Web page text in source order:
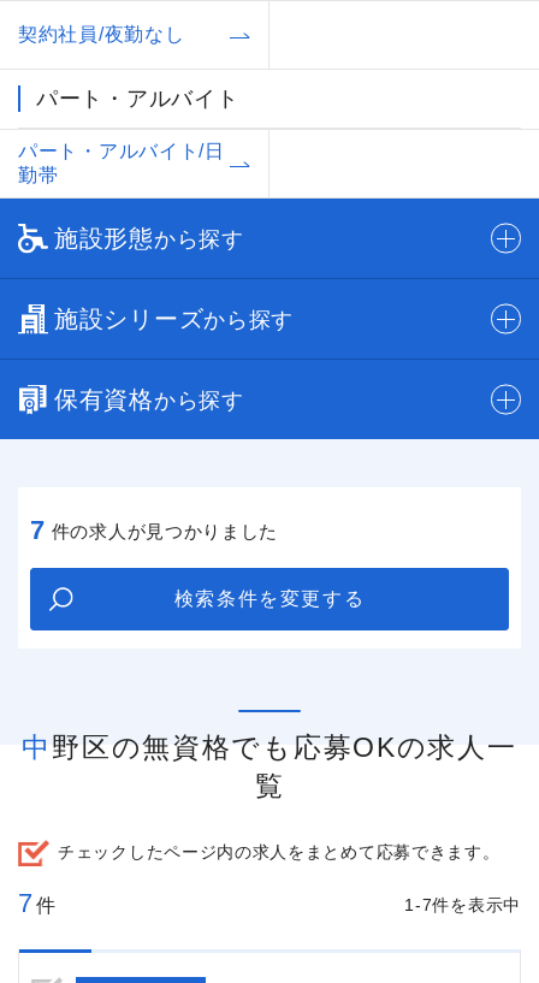
契約社員/夜勤なし
パート・アルバイト
パート・アルバイト/日
勤帯
施設形態から探す
施設シリーズから探す
保有資格から探す
7 件の求人が見つかりました
検索条件を変更する
中野区の無資格でも応募OKの求人一
覧
チェックしたページ内の求人をまとめて応募できます。
7件 1-7件を表示中